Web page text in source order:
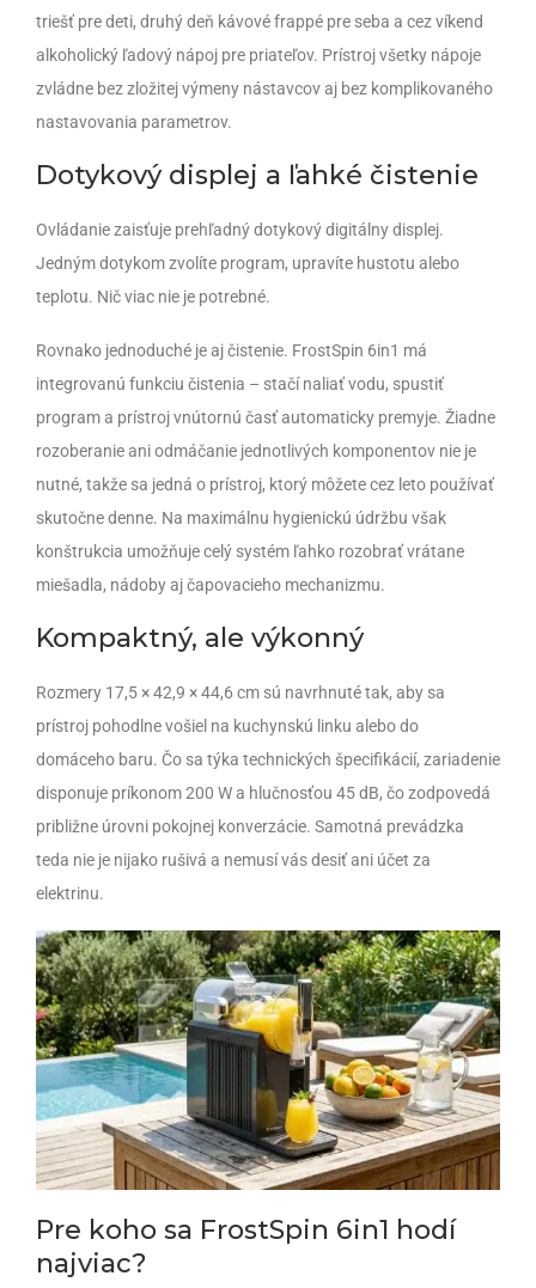
triešť pre deti, druhý deň kávové frappé pre seba a cez víkend
alkoholický ľadový nápoj pre priateľov. Prístroj všetky nápoje
zvládne bez zložitej výmeny nástavcov aj bez komplikovaného
nastavovania parametrov.
Dotykový displej a ľahké čistenie
Ovládanie zaisťuje prehľadný dotykový digitálny displej.
Jedným dotykom zvolíte program, upravíte hustotu alebo
teplotu. Nič viac nie je potrebné.
Rovnako jednoduché je aj čistenie. FrostSpin 6in1 má
integrovanú funkciu čistenia – stačí naliať vodu, spustiť
program a prístroj vnútornú časť automaticky premyje. Žiadne
rozoberanie ani odmáčanie jednotlivých komponentov nie je
nutné, takže sa jedná o prístroj, ktorý môžete cez leto používať
skutočne denne. Na maximálnu hygienickú údržbu však
konštrukcia umožňuje celý systém ľahko rozobrať vrátane
miešadla, nádoby aj čapovacieho mechanizmu.
Kompaktný, ale výkonný
Rozmery 17,5 × 42,9 × 44,6 cm sú navrhnuté tak, aby sa
prístroj pohodlne vošiel na kuchynskú linku alebo do
domáceho baru. Čo sa týka technických špecifikácií, zariadenie
disponuje príkonom 200 W a hlučnosťou 45 dB, čo zodpovedá
približne úrovni pokojnej konverzácie. Samotná prevádzka
teda nie je nijako rušivá a nemusí vás desiť ani účet za
elektrinu.
Pre koho sa FrostSpin 6in1 hodí
najviac?